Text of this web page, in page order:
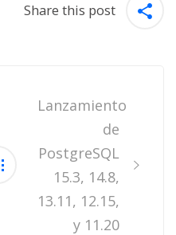
Share this post
Lanzamiento
de
PostgreSQL
15.3, 14.8,
13.11, 12.15,
y 11.20